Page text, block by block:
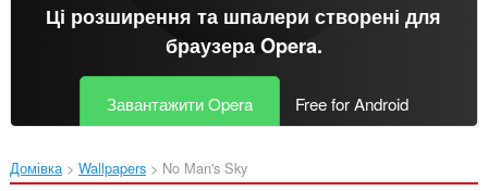
Ці розширення та шпалери створені для
браузера Opera.
Завантажити Opera Free for Android
Домівка Wallpapers No Man's Sky‎